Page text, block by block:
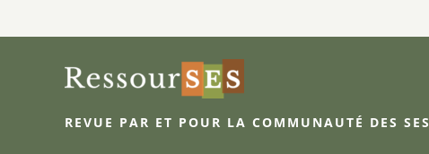
REVUE PAR ET POUR LA COMMUNAUTÉ DES SES